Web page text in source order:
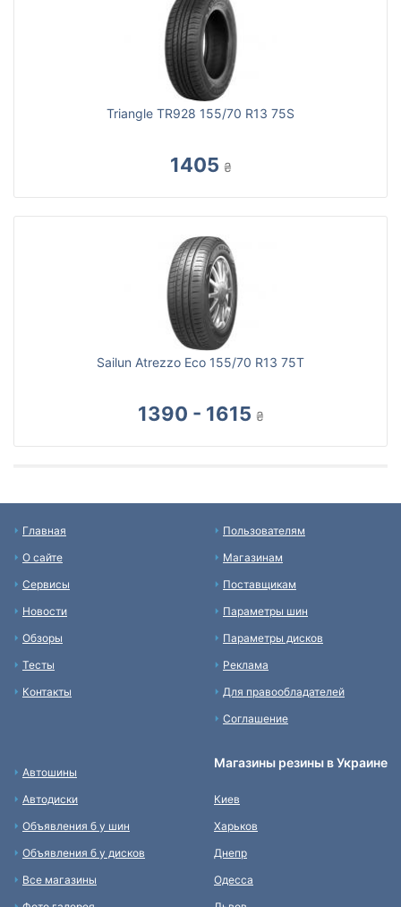
Triangle TR928 155/70 R13 75S
1405 ₴
Sailun Atrezzo Eco 155/70 R13 75T
1390 - 1615 ₴
Главная
О сайте
Сервисы
Новости
Обзоры
Тесты
Контакты
Пользователям
Магазинам
Поставщикам
Параметры шин
Параметры дисков
Реклама
Для правообладателей
Соглашение
Автошины
Автодиски
Объявления б у шин
Объявления б у дисков
Все магазины
Магазины резины в Украине
Киев
Харьков
Днепр
Одесса